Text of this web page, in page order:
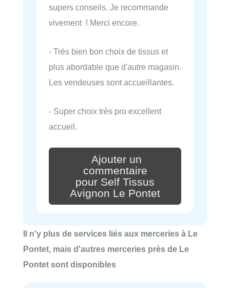
supers conseils. Je recommande
vivement ! Merci encore.
- Très bien bon choix de tissus et
plus abordable que d'autre magasin.
Les vendeuses sont accueillantes.
- Super choix très pro excellent
accueil.
Ajouter un
commentaire
pour Self Tissus
Avignon Le Pontet
Il n'y plus de services liés aux merceries à Le
Pontet, mais d'autres merceries près de Le
Pontet sont disponibles